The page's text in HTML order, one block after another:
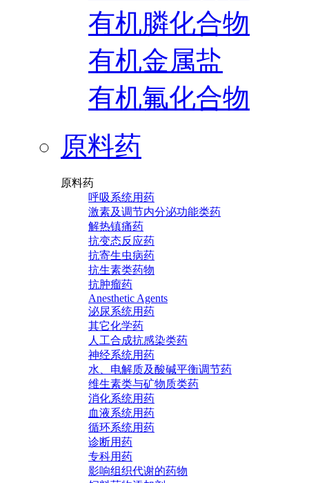
有机膦化合物
有机金属盐
有机氟化合物
原料药
原料药
呼吸系统用药
激素及调节内分泌功能类药
解热镇痛药
抗变态反应药
抗寄生虫病药
抗生素类药物
抗肿瘤药
Anesthetic Agents
泌尿系统用药
其它化学药
人工合成抗感染类药
神经系统用药
水、电解质及酸碱平衡调节药
维生素类与矿物质类药
消化系统用药
血液系统用药
循环系统用药
诊断用药
专科用药
影响组织代谢的药物